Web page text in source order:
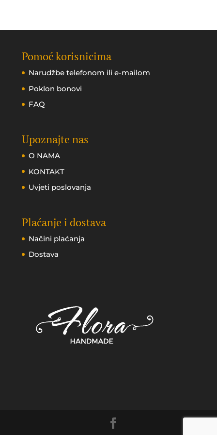
Pomoć korisnicima
Narudžbe telefonom ili e-mailom
Poklon bonovi
FAQ
Upoznajte nas
O NAMA
KONTAKT
Uvjeti poslovanja
Plaćanje i dostava
Načini plaćanja
Dostava